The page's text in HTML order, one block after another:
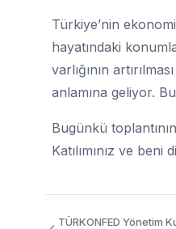
Türkiye’nin
hayatındaki
varlığının
anlamına geliyor.
Bugünkü
Katılımınız ve
TÜRKONFED Yönetim